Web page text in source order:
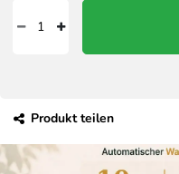
Produkt teilen